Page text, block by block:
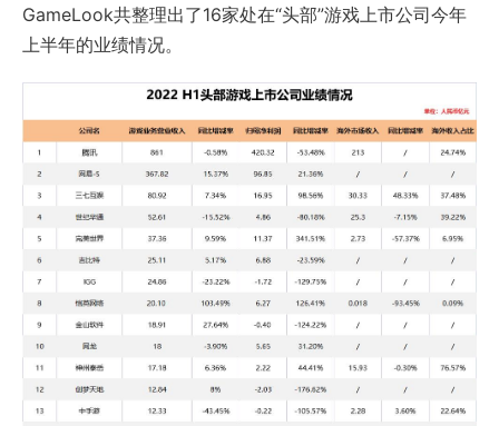
GameLook共整理出了16家处在“头部”游戏上市公司今年
上半年的业绩情况。